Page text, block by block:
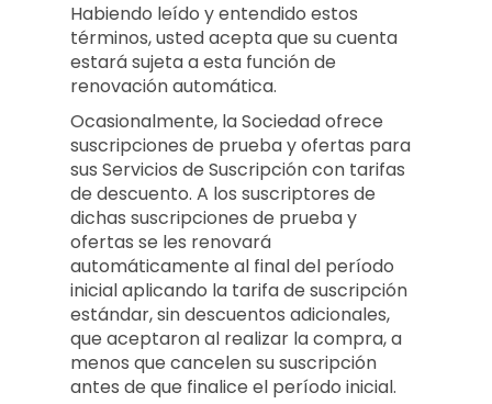
Habiendo leído y entendido estos
términos, usted acepta que su cuenta
estará sujeta a esta función de
renovación automática.
Ocasionalmente, la Sociedad ofrece
suscripciones de prueba y ofertas para
sus Servicios de Suscripción con tarifas
de descuento. A los suscriptores de
dichas suscripciones de prueba y
ofertas se les renovará
automáticamente al final del período
inicial aplicando la tarifa de suscripción
estándar, sin descuentos adicionales,
que aceptaron al realizar la compra, a
menos que cancelen su suscripción
antes de que finalice el período inicial.